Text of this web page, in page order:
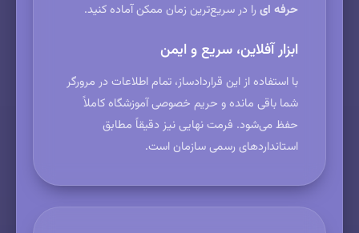
حرفه ای را در سریع‌ترین زمان ممکن آماده کنید.
ابزار آفلاین، سریع و ایمن
با استفاده از این قرارداد‌ساز، تمام اطلاعات در مرورگر
شما باقی مانده و حریم خصوصی آموزشگاه کاملاً
حفظ می‌شود. فرمت نهایی نیز دقیقاً مطابق
استانداردهای رسمی سازمان است.